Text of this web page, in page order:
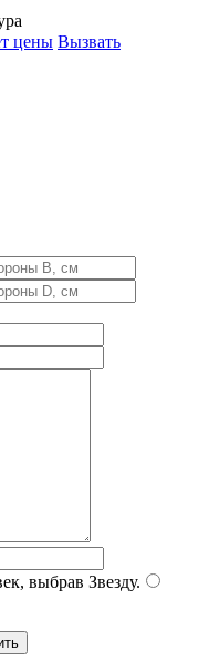
цены Вызвать
выбрав Звезду.